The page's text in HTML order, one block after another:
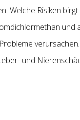
Welche Risiken
und